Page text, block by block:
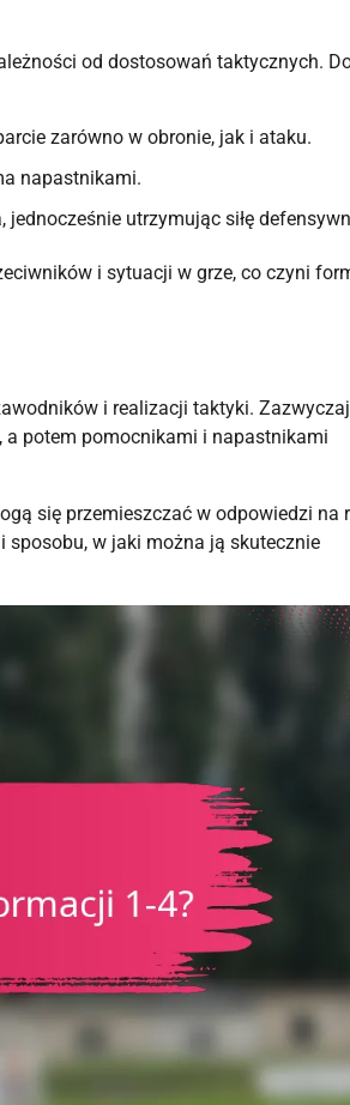
od dostosowań taktycznych.
zarówno w obronie, jak i ataku.
napastnikami.
utrzymując siłę
i sytuacji w grze, co czyni
i realizacji taktyki. Zazwyczaj
a potem pomocnikami i napastnikami
się przemieszczać w odpowiedzi na
sposobu, w jaki można ją skutecznie